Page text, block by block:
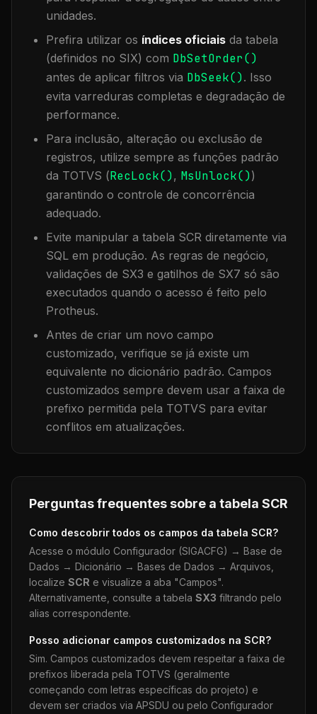
unidades.
Prefira utilizar os índices oficiais da tabela
(definidos no SIX) com DbSetOrder()
antes de aplicar filtros via DbSeek(). Isso
evita varreduras completas e degradação de
performance.
Para inclusão, alteração ou exclusão de
registros, utilize sempre as funções padrão
da TOTVS (RecLock(), MsUnlock())
garantindo o controle de concorrência
adequado.
Evite manipular a tabela SCR diretamente via
SQL em produção. As regras de negócio,
validações de SX3 e gatilhos de SX7 só são
executados quando o acesso é feito pelo
Protheus.
Antes de criar um novo campo
customizado, verifique se já existe um
equivalente no dicionário padrão. Campos
customizados sempre devem usar a faixa de
prefixo permitida pela TOTVS para evitar
conflitos em atualizações.
Perguntas frequentes sobre a tabela SCR
Como descobrir todos os campos da tabela SCR?
Acesse o módulo Configurador (SIGACFG) → Base de
Dados → Dicionário → Bases de Dados → Arquivos,
localize SCR e visualize a aba "Campos".
Alternativamente, consulte a tabela SX3 filtrando pelo
alias correspondente.
Posso adicionar campos customizados na SCR?
Sim. Campos customizados devem respeitar a faixa de
prefixos liberada pela TOTVS (geralmente
começando com letras específicas do projeto) e
devem ser criados via APSDU ou pelo Configurador